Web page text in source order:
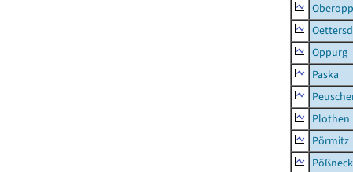
Oppurg
Paska
Plothen
Pörmitz